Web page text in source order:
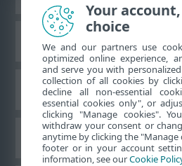
Base de
Fórum
Suporte
Your
choice
We and our partners use
optimized online experience,
and serve you with
collection of all cookies by
decline all non-essential
essential cookies only", or
clicking "Manage cookies".
withdraw your consent or
anytime by clicking the
footer or in your account
information, see ourCookie